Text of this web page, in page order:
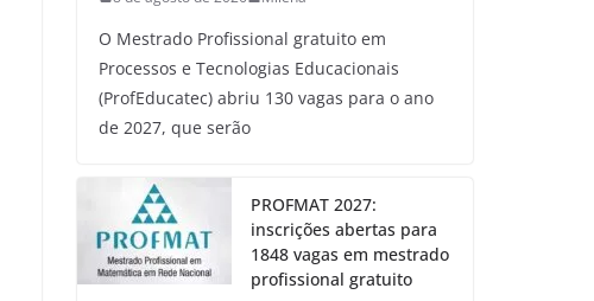
O Mestrado Profissional gratuito em
Processos e Tecnologias Educacionais
(ProfEducatec) abriu 130 vagas para o ano
de 2027, que serão
PROFMAT 2027:
inscrições abertas para
1848 vagas em mestrado
profissional gratuito